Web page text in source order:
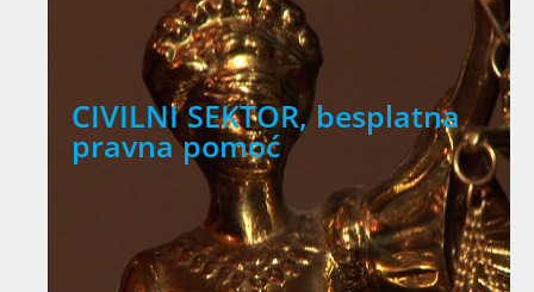
CIVILNI SEKTOR, besplatna
pravna pomoć